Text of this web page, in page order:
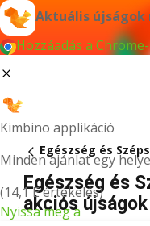
Aktuális újságok
Hozzáadás a
Kimbino applikáció
Minden ajánlat egy
(14,1 E értékelés)
Nyissa meg a
Egészség és
Egészség és
akciós